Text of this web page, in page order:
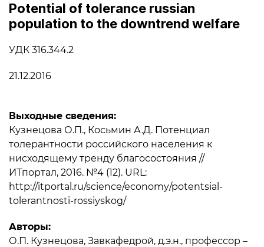
Potential of tolerance russian
population to the downtrend welfare
УДК 316.344.2
21.12.2016
Выходные сведения:
Кузнецова О.П., Косьмин А.Д. Потенциал
толерантности российского населения к
нисходящему тренду благосостояния //
ИТпортал, 2016. №4 (12). URL:
http://itportal.ru/science/economy/potentsial-
tolerantnosti-rossiyskog/
Авторы:
О.П. Кузнецова, Завкафедрой, д.э.н., профессор –